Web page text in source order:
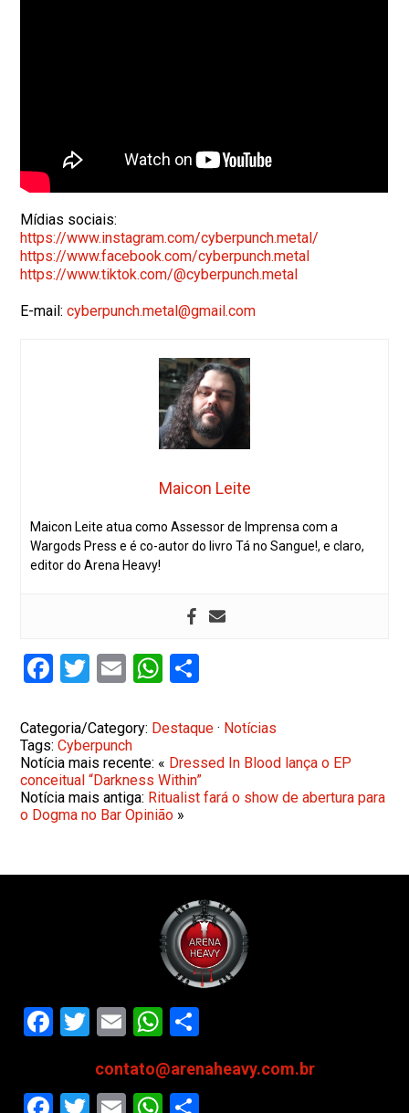
Mídias sociais:
https://www.instagram.com/cyberpunch.metal/
https://www.facebook.com/cyberpunch.metal
https://www.tiktok.com/@cyberpunch.metal
E-mail:cyberpunch.metal@gmail.com
Maicon Leite
Maicon Leite atua como Assessor de Imprensa com a
Wargods Press e é co-autor do livro Tá no Sangue!, e claro,
editor do Arena Heavy!
Facebook
Twitter
EmailWhatsApp
Categoria/Category: Destaque · Notícias
Tags:Cyberpunch
Notícia mais recente: « Dressed In Blood lança o EP
conceitual “Darkness Within”
Notícia mais antiga: Ritualist fará o show de abertura para
o Dogma no Bar Opinião »
Facebook
Twitter
EmailWhatsApp
contato@arenaheavy.com.br